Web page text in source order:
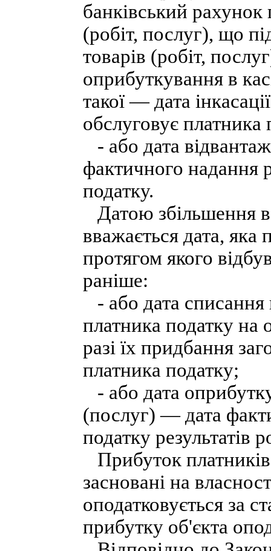
банківський рахунок
(робіт, послуг), що
товарів (робіт,
оприбуткування в
такої — дата
обслуговує платника
- або дата
фактичного надання
податку.
Датою збільшення
вважається дата, яка
протягом якого
раніше:
- або дата списання
платника податку на
разі їх придбання
платника податку;
- або дата
(послуг) — дата
податку результатів
Прибуток
засновані на
оподатковується за
прибутку об'єкта